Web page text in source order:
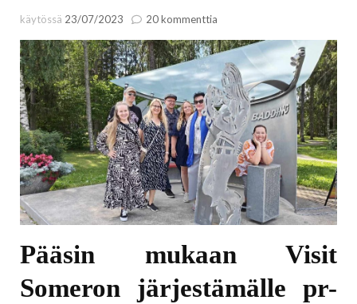
käytössä 23/07/2023 20 kommenttia
yllättää:
10
erilaista
kesäkohdetta
Pääsin mukaan Visit
Someron järjestämälle pr-